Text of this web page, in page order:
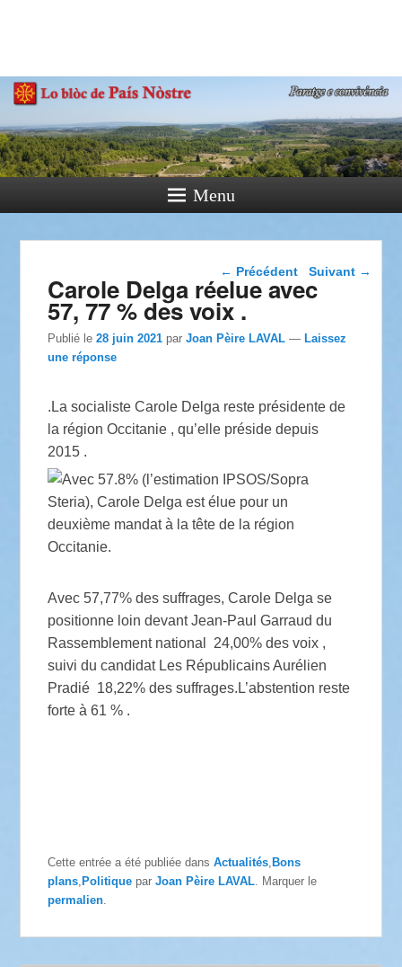
Paratge e Convivència
Menu
Navigation dans les
← Précédent Suivant →
Carole Delga réelue avec
57, 77 % des voix .
Publié le28 juin 2021 parJoan Pèire LAVAL —Laissez
une réponse
.La socialiste Carole Delga reste présidente de
la région Occitanie , qu’elle préside depuis
2015 .
Avec 57,77% des suffrages, Carole Delga se
positionne loin devant Jean-Paul Garraud du
Rassemblement national 24,00% des voix ,
suivi du candidat Les Républicains Aurélien
Pradié 18,22% des suffrages.L’abstention reste
forte à 61 % .
Cette entrée a été publiée dansActualités Bons
plans Politique parJoan Pèire LAVAL . Marquer le
permalien